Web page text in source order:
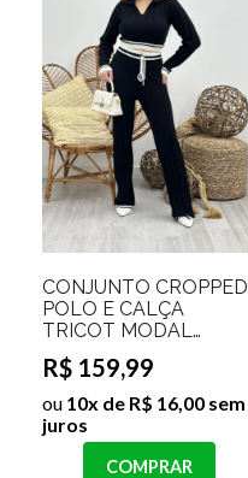
CONJUNTO CROPPED
POLO E CALÇA
TRICOT MODAL
ANTONELLE
R$ 159,99
ou 10x de R$ 16,00 sem
juros
COMPRAR